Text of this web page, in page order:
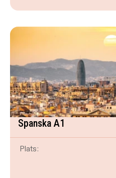
Spanska A1
Plats: